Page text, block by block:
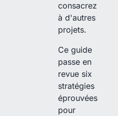
consacrez
à d'autres
projets.
Ce guide
passe en
revue six
stratégies
éprouvées
pour